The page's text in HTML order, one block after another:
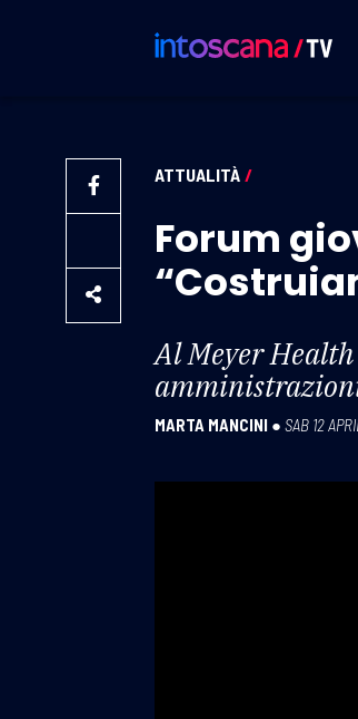
ATTUALITÀ /
Forum
Al Meyer
MARTA MANCINI ● SAB 12